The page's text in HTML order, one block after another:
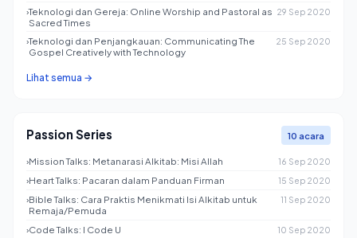
›Teknologi dan Gereja: Online Worship and Pastoral as
Sacred Times
29 Sep 2020
›Teknologi dan Penjangkauan: Communicating The
Gospel Creatively with Technology
25 Sep 2020
Lihat semua →
Passion Series 10 acara
›Mission Talks: Metanarasi Alkitab: Misi Allah 16 Sep 2020
›Heart Talks: Pacaran dalam Panduan Firman 15 Sep 2020
›Bible Talks: Cara Praktis Menikmati Isi Alkitab untuk
Remaja/Pemuda
11 Sep 2020
›Code Talks: I Code U 10 Sep 2020